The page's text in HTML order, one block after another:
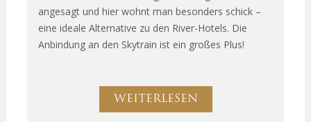
angesagt und hier wohnt man besonders schick –
eine ideale Alternative zu den River-Hotels. Die
Anbindung an den Skytrain ist ein großes Plus!
WEITERLESEN